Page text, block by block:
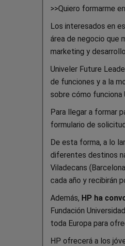
>>Quiero formarme
Los interesados en
área de negocio que
marketing y
Univeler Future
de funciones y a la
sobre cómo funciona
Para llegar a formar
formulario de
De esta forma, a lo
diferentes destinos
Viladecans
cada año y recibirán
Además, HP ha
Fundación
toda Europa para
HP ofrecerá a los